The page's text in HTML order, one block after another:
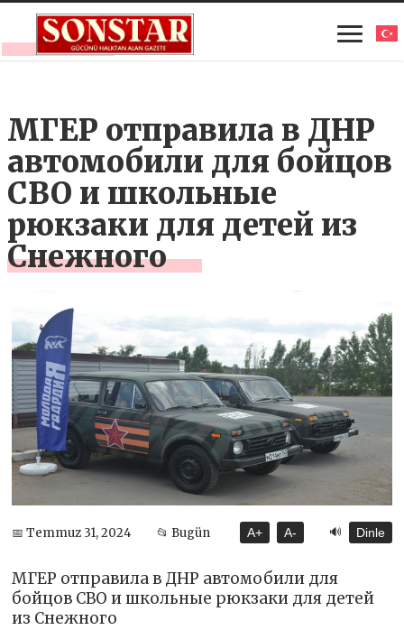
МГЕР отправила в ДНР
автомобили для бойцов
СВО и школьные
рюкзаки для детей из
Снежного
📅 Temmuz 31, 2024 📂 Bugün A+ A- 🔊 Dinle
МГЕР отправила в ДНР автомобили для
бойцов СВО и школьные рюкзаки для детей
из Снежного